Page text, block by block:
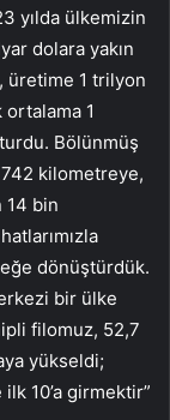
yılda ülkemizin
dolara yakın
üretime 1 trilyon
ortalama 1
Bölünmüş
742 kilometreye,
14 bin
dönüştürdük.
bir ülke
filomuz, 52,7
yükseldi;
10’a girmektir”